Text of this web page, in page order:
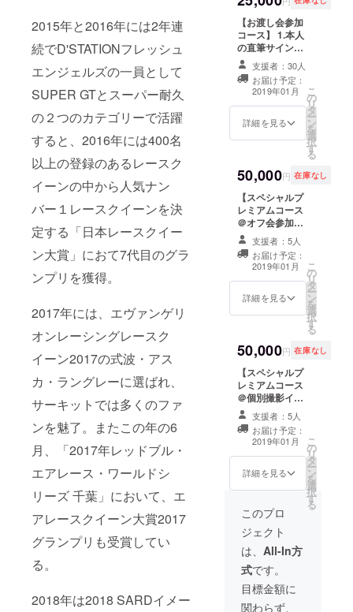
2015年と2016年には2年連
続でD'STATIONフレッシュ
エンジェルズの一員として
SUPER GTとスーパー耐久
の２つのカテゴリーで活躍
すると、2016年には400名
以上の登録のあるレースク
イーンの中から人気ナン
バー１レースクイーンを決
定する「日本レースクイー
ン大賞」におて7代目のグラ
ンプリを獲得。
2017年には、エヴァンゲリ
オンレーシングレースク
イーン2017の式波・アス
カ・ラングレーに選ばれ、
サーキットでは多くのファ
ンを魅了。またこの年の6
月、「2017年レッドブル・
エアレース・ワールドシ
リーズ 千葉」において、エ
アレースクイーン大賞2017
グランプリも受賞してい
る。
2018年は2018 SARDイメー
アザーカットを
pdf形式でお渡し
6.これまでの
ギャルパラプラ
ス電子書籍を見
放題 7.撮影オフ
ショットチェキ
（メッセージ付
品 ※サンクスク
レジットは、ご
か、CAMPFIRE
にご登録のアカ
ウント名のどち
らかになりま
す。 お名前/ニッ
クネームをご希
望される場合
は、ご希望の表
記名を備考欄に
さい。特に記入
がない場合は
ト名を記載いた
します。 ※特製
オリジナル表紙
カバーは、この
為だけの写真集
未使用カットの
表紙カバーとな
ります ※このプ
ランをご希望の
をご利用頂くた
めに「レースと
子雑誌書店 |
AUTO SPORT
BOOKS」への
無料登録が必要
となります。そ
の後、アクセス
方法について個
別にご案内いた
【お渡し会参加
コース】 1.本人
の直筆サイン入
り写真集を1冊
2.写真集の巻末
にサンクスクレ
ジットを掲載 3.
お礼動画 4.特製
オリジナル表紙
ショット＋ア
ザーカットをpdf
形式でお渡し 6.
これまでのギャ
ルパラプラス電
子書籍を見放題
7.個別の名前読
み上げお礼ムー
ビー ※限定商品
ントの参加権利
※限定商品 ※この
籍をご利用頂く
ために「レース
とクルマのASB
電子雑誌書店 |
AUTO SPORT
BOOKS」への
無料登録が必要
となります。そ
の後、アクセス
別にご案内いた
します。 ※サン
は、ご希望のお
名前/ニックネー
ムか、
CAMPFIREにご
登録のアカウン
ト名のどちらか
になります。 お
名前/ニックネー
支援者：30人
お届け予定：
2019年01月
詳細を見る
こ
の
リ
タ
ー
ン
を
選
択
す
る
50,000円 在庫なし
【スペシャルプ
レミアムコース
＠オフ会参加
権】 1.本人の直
筆サイン入り写
真集を1冊 2.写
真集の巻末にサ
ンクスクレジッ
トを掲載 3.お礼
類全て） 5.写真
集オフショット
＋アザーカット
をpdf形式でお渡
し 6.これまでの
ギャルパラプラ
ス電子書籍を見
放題 7.撮影オフ
ショットチェキ
き1枚）※限定商
品 8.個別の名前
ムービー ※限定
商品 9.お渡し会
イベントの参加
権利 ※限定商品
10.オフ会の参加
権利 ※限定商品
※このプランをご
希望の方は、電
支援者：5人
お届け予定：
2019年01月
詳細を見る
こ
の
リ
タ
ー
ン
を
選
択
す
る
50,000円 在庫なし
【スペシャルプ
レミアムコース
＠個別撮影イベ
ント参加権】 1.
本人の直筆サイ
ン入り写真集を1
末にサンクスク
レジットを掲載
紙カバー付き
（３種類全て）
5.写真集オフ
ショット＋ア
ザーカットをpdf
形式でお渡し 6.
これまでのギャ
ルパラプラス電
支援者：5人
お届け予定：
2019年01月
詳細を見る
こ
の
リ
タ
ー
ン
を
選
択
す
る
このプロ
ジェクト
は、 All-In方
式です。
目標金額に
関わらず、